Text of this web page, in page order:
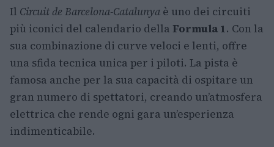
Il Circuit de Barcelona-Catalunya è uno dei circuiti
più iconici del calendario della Formula 1. Con la
sua combinazione di curve veloci e lenti, offre
una sfida tecnica unica per i piloti. La pista è
famosa anche per la sua capacità di ospitare un
gran numero di spettatori, creando un’atmosfera
elettrica che rende ogni gara un’esperienza
indimenticabile.